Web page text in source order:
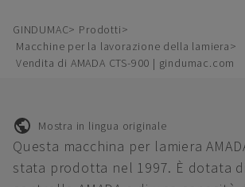
GINDUMAC
Prodotti
Macchine per la lavorazione della lamiera
Vendita di AMADA CTS-900 | gindumac.com
Mostra in lingua originale
Questa macchina per lamiera
stata prodotta nel 1997. È dotata